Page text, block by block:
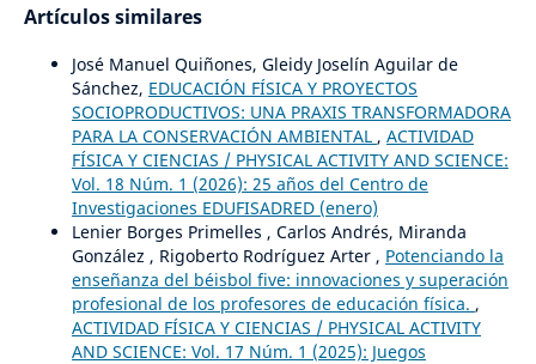
Artículos similares
José Manuel Quiñones, Gleidy Joselín Aguilar de
Sánchez, EDUCACIÓN FÍSICA Y PROYECTOS
SOCIOPRODUCTIVOS: UNA PRAXIS TRANSFORMADORA
PARA LA CONSERVACIÓN AMBIENTAL , ACTIVIDAD
FÍSICA Y CIENCIAS / PHYSICAL ACTIVITY AND SCIENCE:
Vol. 18 Núm. 1 (2026): 25 años del Centro de
Investigaciones EDUFISADRED (enero)
Lenier Borges Primelles , Carlos Andrés, Miranda
González , Rigoberto Rodríguez Arter , Potenciando la
enseñanza del béisbol five: innovaciones y superación
profesional de los profesores de educación física. ,
ACTIVIDAD FÍSICA Y CIENCIAS / PHYSICAL ACTIVITY
AND SCIENCE: Vol. 17 Núm. 1 (2025): Juegos